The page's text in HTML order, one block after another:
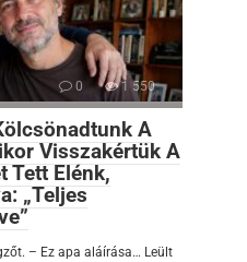
0 1 550
A
Visszakértük A
Tett Elénk,
„Teljes
– Ez apa aláírása… Leült